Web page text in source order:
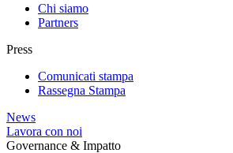
Chi siamo
Partners
Press
Comunicati stampa
Rassegna Stampa
News
Lavora con noi
Governance & Impatto